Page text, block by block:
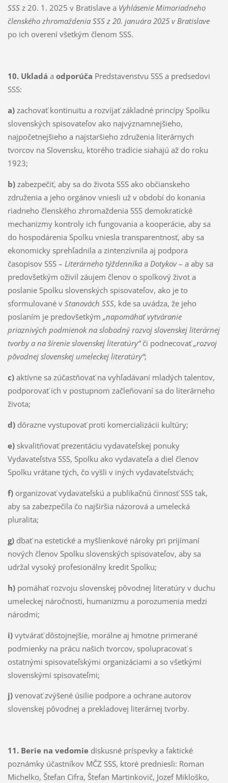
SSS z 20. 1. 2025 v Bratislave a Vyhlásenie Mimoriadneho
členského zhromaždenia SSS z 20. januára 2025 v Bratislave
po ich overení všetkým členom SSS.
10. Ukladá a odporúča Predstavenstvu SSS a predsedovi
SSS:
a)zachovať kontinuitu a rozvíjať základné princípy Spolku
slovenských spisovateľov ako najvýznamnejšieho,
najpočetnejšieho a najstaršieho združenia literárnych
tvorcov na Slovensku, ktorého tradície siahajú až do roku
1923;
b) zabezpečiť, aby sa do života SSS ako občianskeho
združenia a jeho orgánov vniesli už v období do konania
riadneho členského zhromaždenia SSS demokratické
mechanizmy kontroly ich fungovania a kooperácie, aby sa
do hospodárenia Spolku vniesla transparentnosť, aby sa
ekonomicky sprehľadnila a zintenzívnila aj podpora
časopisov SSS – Literárneho týždenníka a Dotykov– a aby sa
predovšetkým oživil záujem členov o spolkový život a
poslanie Spolku slovenských spisovateľov, ako je to
sformulované v Stanovách SSS, kde sa uvádza, že jeho
poslaním je predovšetkým „napomáhať vytváranie
priaznivých podmienok na slobodný rozvoj slovenskej literárnej
tvorby a na šírenie slovenskej literatúry“či podnecovať„rozvoj
pôvodnej slovenskej umeleckej literatúry“;
c)aktívne sa zúčastňovať na vyhľadávaní mladých talentov,
podporovať ich v postupnom začleňovaní sa do literárneho
života;
d)dôrazne vystupovať proti komercializácii kultúry;
e)skvalitňovať prezentáciu vydavateľskej ponuky
Vydavateľstva SSS, Spolku ako vydavateľa a diel členov
Spolku vrátane tých, čo vyšli v iných vydavateľstvách;
f) organizovať vydavateľskú a publikačnú činnosť SSS tak,
aby sa zabezpečila čo najširšia názorová a umelecká
pluralita;
g) dbať na estetické a myšlienkové nároky pri prijímaní
nových členov Spolku slovenských spisovateľov, aby sa
udržal vysoký profesionálny kredit Spolku;
h)pomáhať rozvoju slovenskej pôvodnej literatúry v duchu
umeleckej náročnosti, humanizmu a porozumenia medzi
národmi;
i)vytvárať dôstojnejšie, morálne aj hmotne primerané
podmienky na prácu našich tvorcov, spolupracovať s
ostatnými spisovateľskými organizáciami a so všetkými
slovenskými spisovateľmi;
j)venovať zvýšené úsilie podpore a ochrane autorov
slovenskej pôvodnej a prekladovej literárnej tvorby.
11. Berie na vedomiediskusné príspevky a faktické
poznámky účastníkov MČZ SSS, ktoré predniesli: Roman
Michelko, Štefan Cifra, Štefan Martinkovič, Jozef Mikloško,